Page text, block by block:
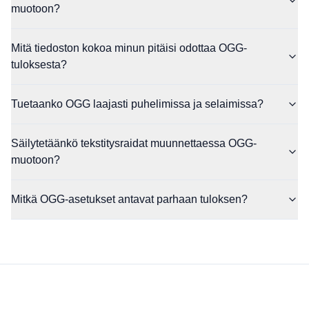
muotoon?
Mitä tiedoston kokoa minun pitäisi odottaa OGG-
tuloksesta?
Tuetaanko OGG laajasti puhelimissa ja selaimissa?
Säilytetäänkö tekstitysraidat muunnettaessa OGG-
muotoon?
Mitkä OGG-asetukset antavat parhaan tuloksen?